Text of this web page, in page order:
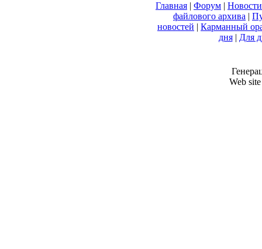
Главная | Форум | Новости
файлового архива |
новостей | Карманный
дня| Для
Web